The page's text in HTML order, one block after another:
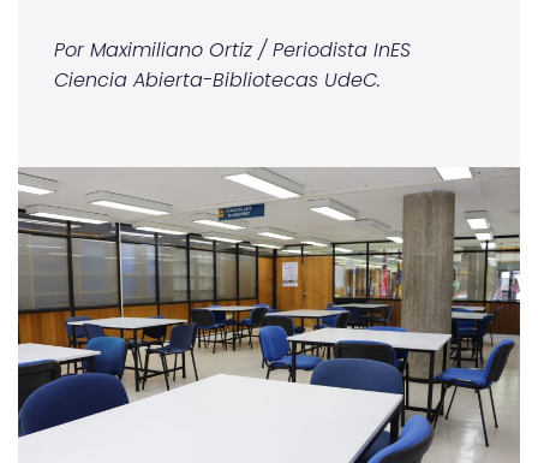
Por Maximiliano Ortiz / Periodista InES
Ciencia Abierta-Bibliotecas UdeC.